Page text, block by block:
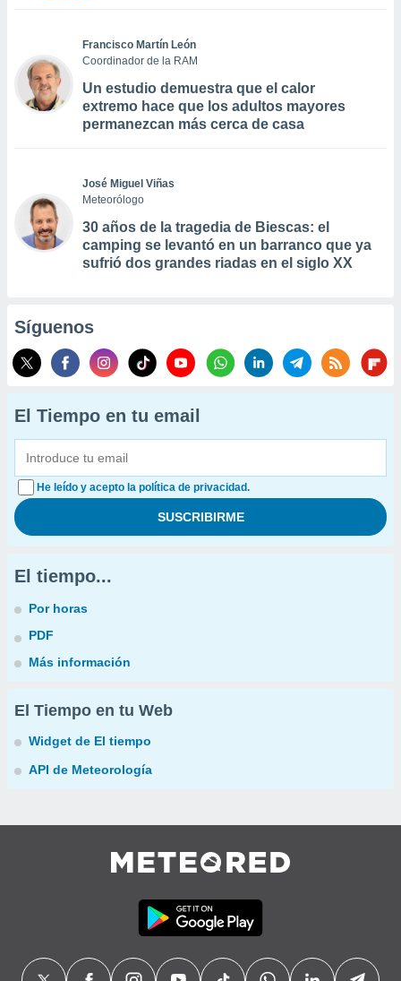
Francisco Martín León
Coordinador de la RAM
Un estudio demuestra que el calor
extremo hace que los adultos mayores
permanezcan más cerca de casa
José Miguel Viñas
Meteorólogo
30 años de la tragedia de Biescas: el
camping se levantó en un barranco que ya
sufrió dos grandes riadas en el siglo XX
Síguenos
El Tiempo en tu email
He leído y acepto la política de privacidad.
El tiempo...
Por horas
PDF
Más información
El Tiempo en tu Web
Widget de El tiempo
API de Meteorología